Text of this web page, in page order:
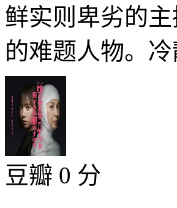
鲜实则卑劣的
的难题人物。
豆瓣 0 分